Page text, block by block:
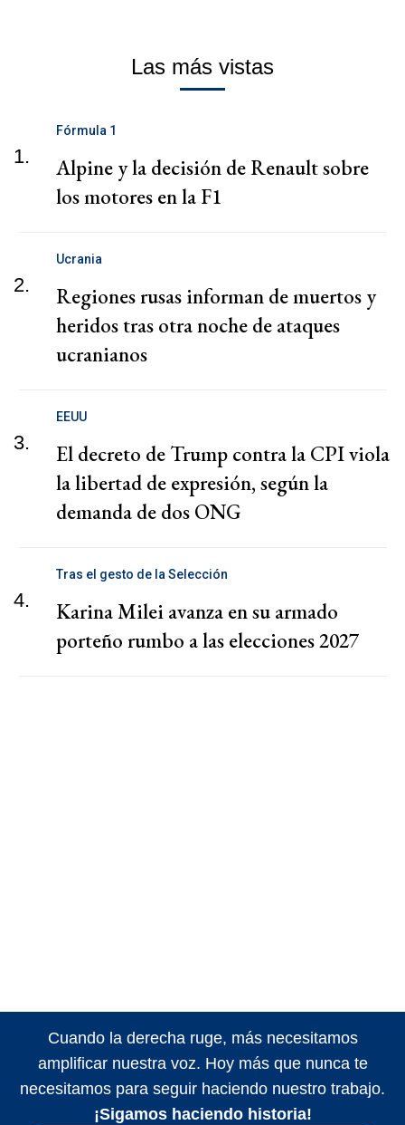
Las más vistas
1.
Fórmula 1
Alpine y la decisión de Renault sobre
los motores en la F1
2.
Ucrania
Regiones rusas informan de muertos y
heridos tras otra noche de ataques
ucranianos
3.
EEUU
El decreto de Trump contra la CPI viola
la libertad de expresión, según la
demanda de dos ONG
4.
Tras el gesto de la Selección
Karina Milei avanza en su armado
porteño rumbo a las elecciones 2027
Cuando la derecha ruge, más necesitamos
amplificar nuestra voz. Hoy más que nunca te
necesitamos para seguir haciendo nuestro trabajo.
¡Sigamos haciendo historia!